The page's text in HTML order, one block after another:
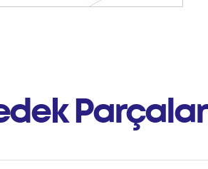
Parçalar